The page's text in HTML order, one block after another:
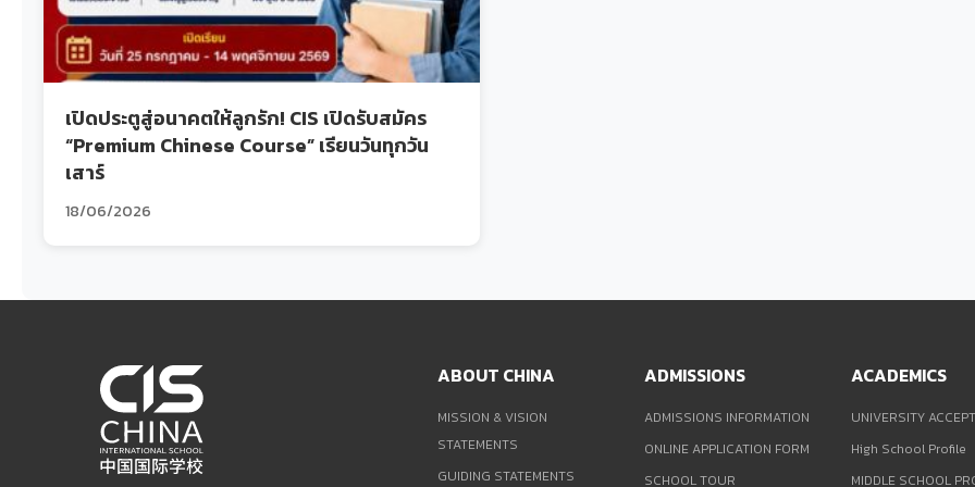
เปิดประตูสู่อนาคตให้ลูกรัก! CIS เปิดรับสมัคร
“Premium Chinese Course” เรียนวันทุกวัน
เสาร์
18/06/2026
ABOUT CHINA
MISSION & VISION
STATEMENTS
GUIDING STATEMENTS
ADMISSIONS
ADMISSIONS INFORMATION
ONLINE APPLICATION FORM
SCHOOL TOUR
ACADEMICS
UNIVERSITY
High School Profile
MIDDLE SCHOOL